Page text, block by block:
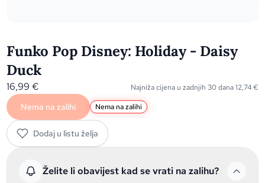
Funko Pop Disney: Holiday - Daisy
Duck
16,99€ Najniža cijena u zadnjih 30 dana12,74€
Nema na zalihi Nema na zalihi
Dodaj u listu želja
Želite li obavijest kad se vrati na zalihu?